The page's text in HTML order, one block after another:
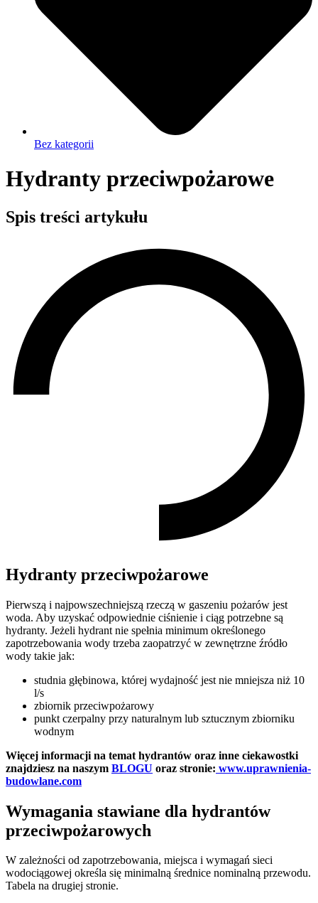
Bez kategorii
Hydranty przeciwpożarowe
Spis treści artykułu
Hydranty przeciwpożarowe
Pierwszą i najpowszechniejszą rzeczą w gaszeniu pożarów jest
woda. Aby uzyskać odpowiednie ciśnienie i ciąg potrzebne są
hydranty. Jeżeli hydrant nie spełnia minimum określonego
zapotrzebowania wody trzeba zaopatrzyć w zewnętrzne źródło
wody takie jak:
studnia głębinowa, której wydajność jest nie mniejsza niż 10
l/s
zbiornik przeciwpożarowy
punkt czerpalny przy naturalnym lub sztucznym zbiorniku
wodnym
Więcej informacji na temat hydrantów oraz inne ciekawostki
znajdziesz na naszym BLOGU oraz stronie: www.uprawnienia-
budowlane.com
Wymagania stawiane dla hydrantów
przeciwpożarowych
W zależności od zapotrzebowania, miejsca i wymagań sieci
wodociągowej określa się minimalną średnice nominalną przewodu.
Tabela na drugiej stronie.